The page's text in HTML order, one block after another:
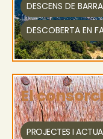
DESCENS DE
DESCOBERTA EN
El consorci
PROJECTES I